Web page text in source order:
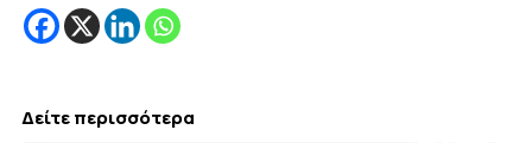
Δείτε περισσότερα